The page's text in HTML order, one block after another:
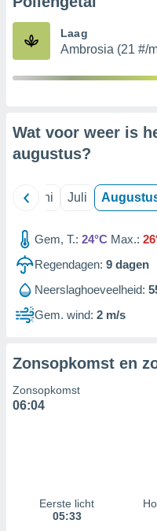
partners Laag
Ambrosia (21 #/
Wat voor weer is
augustus?
Juni Juli
Gem, T.: 24°C Max.:
Regendagen: 9 dagen
Neerslaghoeveelheid:
Gem. wind: 2 m/s
Zonsopkomst en
Zonsopkomst
06:04
Eerste licht
05:33